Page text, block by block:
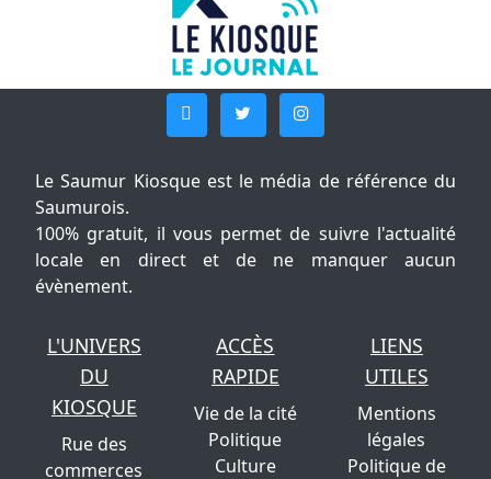
Le Saumur Kiosque est le média de référence du
Saumurois.
100% gratuit, il vous permet de suivre l'actualité
locale en direct et de ne manquer aucun
évènement.
L'UNIVERS
DU
KIOSQUE
Rue des
commerces
ACCÈS
RAPIDE
Vie de la cité
Politique
Culture
LIENS
UTILES
Mentions
légales
Politique de